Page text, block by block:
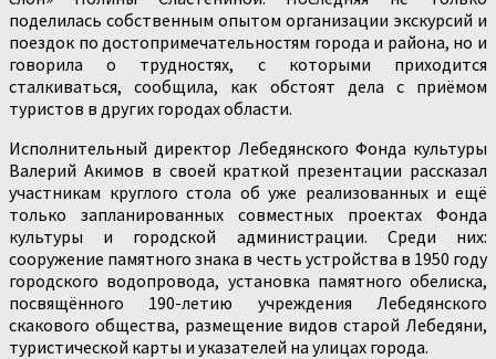
поделилась собственным опытом организации экскурсий и
поездок по достопримечательностям города и района, но и
говорила о трудностях, с которыми приходится
сталкиваться, сообщила, как обстоят дела с приёмом
туристов в других городах области.
Исполнительный директор Лебедянского Фонда культуры
Валерий Акимов в своей краткой презентации рассказал
участникам круглого стола об уже реализованных и ещё
только запланированных совместных проектах Фонда
культуры и городской администрации. Среди них:
сооружение памятного знака в честь устройства в 1950 году
городского водопровода, установка памятного обелиска,
посвящённого 190-летию учреждения Лебедянского
скакового общества, размещение видов старой Лебедяни,
туристической карты и указателей на улицах города.